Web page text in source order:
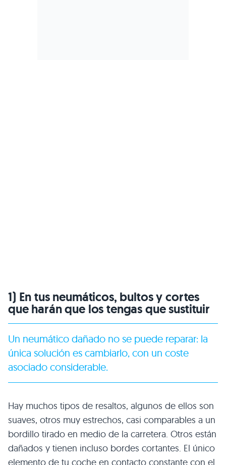
1) En tus neumáticos, bultos y cortes
que harán que los tengas que sustituir
Un neumático dañado no se puede reparar: la
única solución es cambiarlo, con un coste
asociado considerable.
Hay muchos tipos de resaltos, algunos de ellos son
suaves, otros muy estrechos, casi comparables a un
bordillo tirado en medio de la carretera. Otros están
dañados y tienen incluso bordes cortantes. El único
elemento de tu coche en contacto constante con el